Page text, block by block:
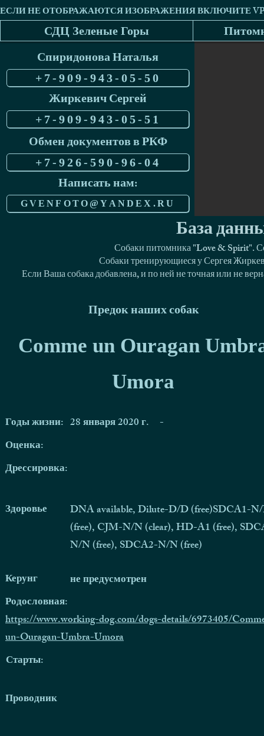
СДЦ Зеленые Горы
Спиридонова Наталья
+7-909-943-05-50
Жиркевич Сергей
+7-909-943-05-51
Обмен документов в РКФ
+7-926-590-96-04
Написать нам:
GVENFOTO@YANDEX.RU
База
Собаки питомника "Love & Spirit".
Собаки тренирующиеся у Сергея
Если Ваша собака добавлена, и по ней не точная или не
Предок наших собак
Comme un Ouragan
Umora
Годы жизни: 28 января 2020 г.
-
Оценка:
Дрессировка:
Здоровье
DNA available, Dilute-D/D (free)SDCA1-
(free), CJM-N/N (clear), HD-A1 (free),
N/N (free), SDCA2-N/N (free)
Керунг
не предусмотрен
Родословная:
https://www.working-dog.com/dogs-details/6973405/
un-Ouragan-Umbra-Umora
Старты:
Проводник